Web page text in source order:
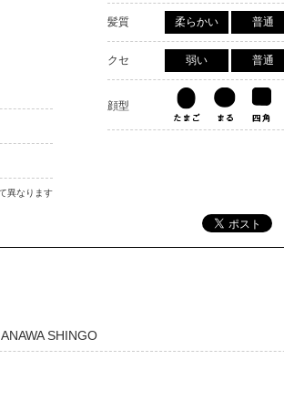
異なります
髪質 柔らかい 普通
クセ 弱い 普通
顔型
SHINGO